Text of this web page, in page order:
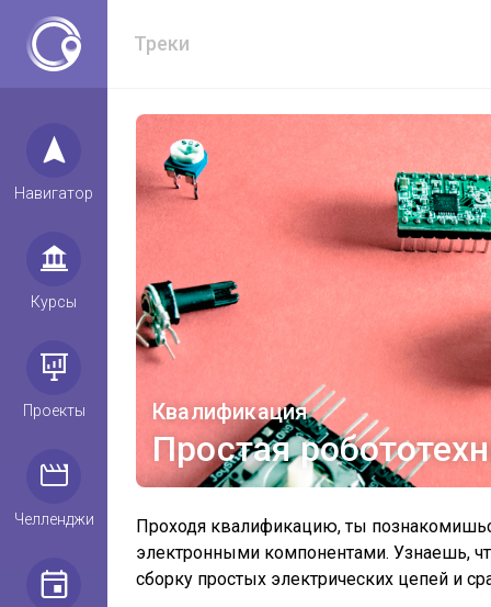
Навигатор
Курсы
Проекты
Челленджи
Треки
Квалификация
Простая
Проходя квалификацию, ты
электронными компонентами. Узнаешь,
сборку простых электрических цепей и